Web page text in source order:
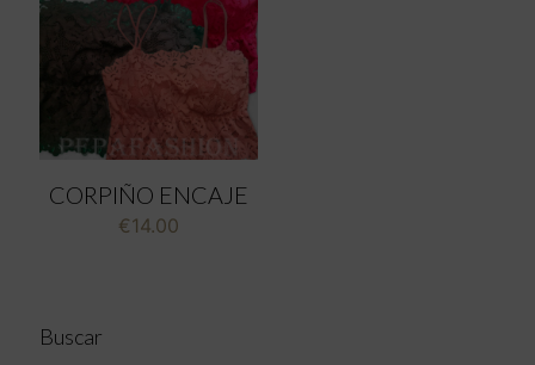
CORPIÑO ENCAJE
€14.00
Buscar